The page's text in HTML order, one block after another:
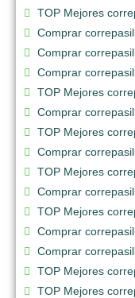
TOP Mejores
Comprar
Comprar
Comprar
TOP Mejores
Comprar
TOP Mejores
Comprar
TOP Mejores
Comprar
TOP Mejores
Comprar
Comprar
TOP Mejores
TOP Mejores